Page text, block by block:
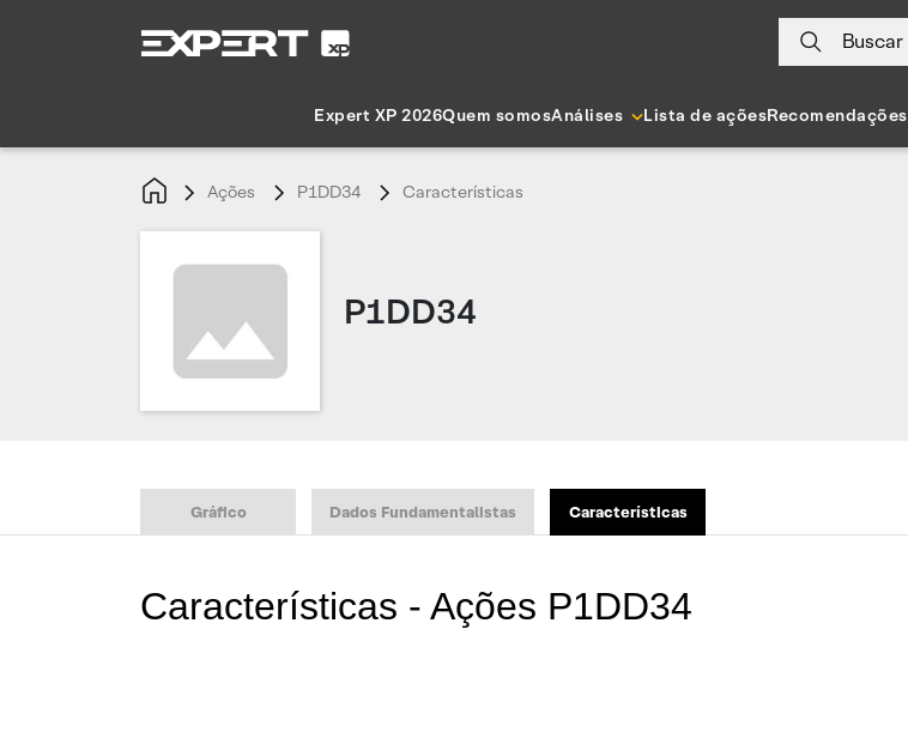
Buscar
Expert XP 2026Quem somosAnálises Lista de açõesRecomendações
Ações P1DD34 Características
P1DD34
Gráfico Dados Fundamentalistas Características
Características - Ações P1DD34